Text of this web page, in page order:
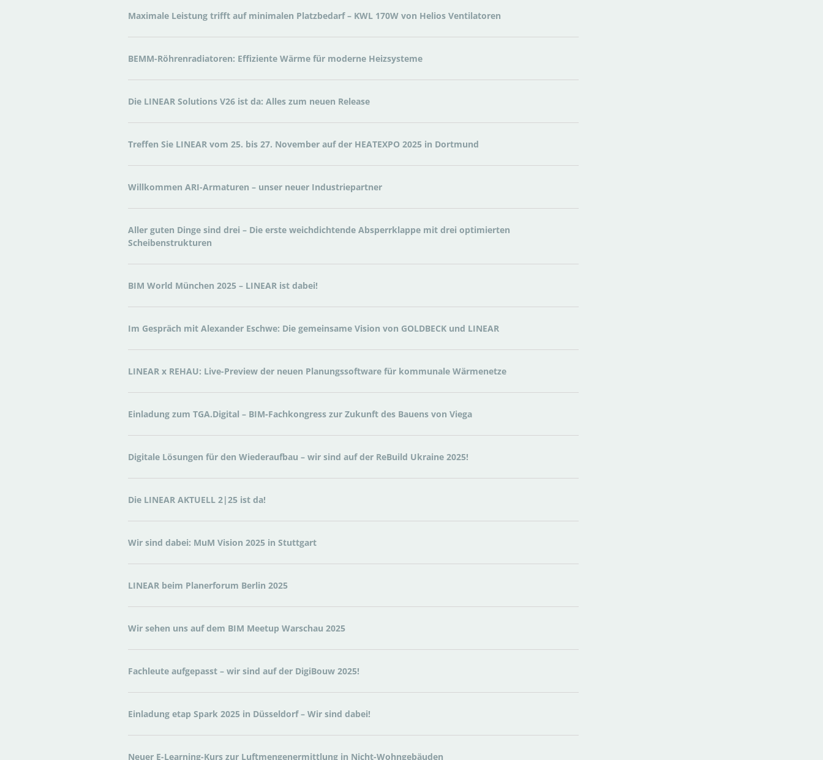
Maximale Leistung trifft auf minimalen Platzbedarf – KWL 170W von Helios Ventilatoren
BEMM-Röhrenradiatoren: Effiziente Wärme für moderne Heizsysteme
Die LINEAR Solutions V26 ist da: Alles zum neuen Release
Treffen Sie LINEAR vom 25. bis 27. November auf der HEATEXPO 2025 in Dortmund
Willkommen ARI-Armaturen – unser neuer Industriepartner
Aller guten Dinge sind drei – Die erste weichdichtende Absperrklappe mit drei optimierten
Scheibenstrukturen
BIM World München 2025 – LINEAR ist dabei!
Im Gespräch mit Alexander Eschwe: Die gemeinsame Vision von GOLDBECK und LINEAR
LINEAR x REHAU: Live-Preview der neuen Planungssoftware für kommunale Wärmenetze
Einladung zum TGA.Digital – BIM‑Fachkongress zur Zukunft des Bauens von Viega
Digitale Lösungen für den Wiederaufbau – wir sind auf der ReBuild Ukraine 2025!
Die LINEAR AKTUELL 2|25 ist da!
Wir sind dabei: MuM Vision 2025 in Stuttgart
LINEAR beim Planerforum Berlin 2025
Wir sehen uns auf dem BIM Meetup Warschau 2025
Fachleute aufgepasst – wir sind auf der DigiBouw 2025!
Einladung etap Spark 2025 in Düsseldorf – Wir sind dabei!
Neuer E-Learning-Kurs zur Luftmengenermittlung in Nicht-Wohngebäuden